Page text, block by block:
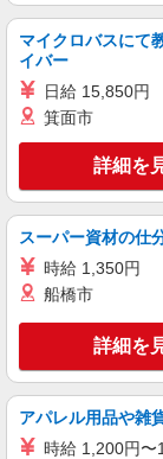
パート
コンパスグループ
キー
アルバイト パート
コンパスグループ
マイクロバスにて
イバー
日給 15,850円
箕面市
詳細を
スーパー資材の仕
時給 1,350円
船橋市
詳細を
アパレル用品や雑
時給 1,200円〜